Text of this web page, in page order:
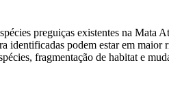
preguiças existentes na
identificadas podem estar em
fragmentação de habitat e